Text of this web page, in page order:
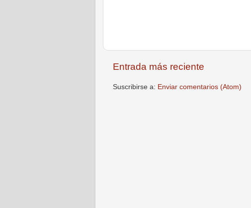
Entrada más reciente
Suscribirse a: Enviar comentarios (Atom)